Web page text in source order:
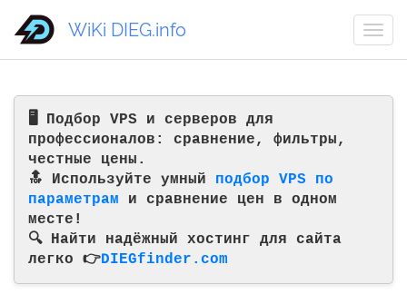
🖥️ Подбор VPS и серверов для
профессионалов: сравнение, фильтры,
честные цены.
🔝 Используйте умный подбор VPS по
параметрам и сравнение цен в одном
месте!
🔍 Найти надёжный хостинг для сайта
легко 👉DIEGfinder.com
WiKi DIEG.info